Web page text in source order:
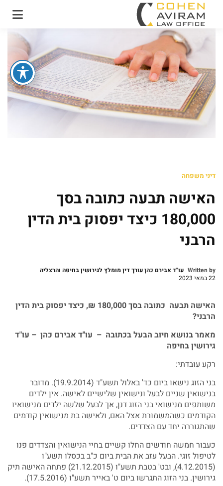
משרד עו"ד מקרקעין
ונדל"ן
דיני משפחה
האישה תבעה כתובה בסך
180,000 כיצד יפסוק בית הדין
הרבני
Written by עו"ד אבירם כהן עורך דין מומלץ לגירושין בחיפה והרצליה
22 במאי 2023
האישה תבעה כתובה בסך 180,000 ₪, כיצד יפסוק בית הדין
הרבני?
מאמר בנושא חיוב הבעל בכתובה – עו"ד אבירם כהן – עו"ד
גירושין בחיפה
רקע עובדתי:
בני הזוג נישאו ביום כד' באלול תשע"ד (19.9.2014). מדובר
בנישואין שניים לבעל ונישואין שלישיים לאישה. אין ילדים
משותפים מנישואי בני הזוג דנן, אך לבעל שלשה ילדים מנישואיו
הקודמים כשהמשמורת אצל האם, ולאישה בת מנישואין קודמים
שהתגוררה יחד עם הצדדים.
כעבור חמשה חודשים החלו קשיים בחיי הנישואין והצדדים פנו
לטיפול זוגי. הבעל עזב את הבית ביום כ"ב בכסלו תשע"ו
(4.12.2015), ובט' בטבת תשע"ו (21.12.2015) פתחה האישה תיק
גירושין. בני הזוג התגרשו ביום ט' באייר תשע"ו (17.5.2016).